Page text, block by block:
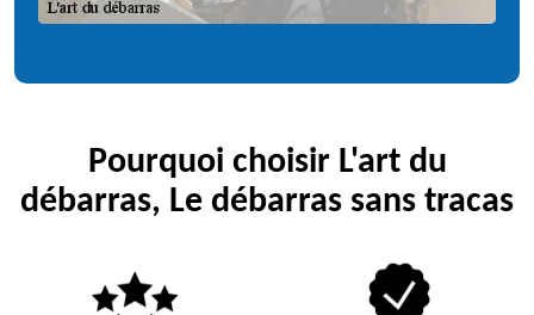
Pourquoi choisir L'art du
débarras, Le débarras sans tracas